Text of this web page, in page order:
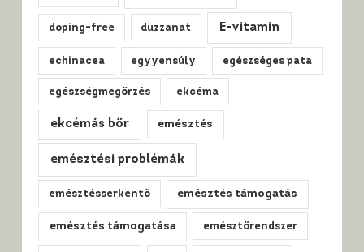
doping-free duzzanat E-vitamin
echinacea egyyensúly egészséges pata
egészségmegőrzés ekcéma
ekcémás bőr emésztés
emésztési problémák
emésztésserkentő emésztés támogatás
emésztés támogatása emésztőrendszer